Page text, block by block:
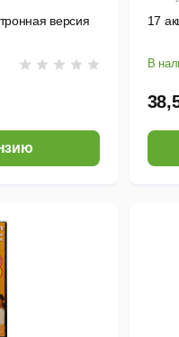
версия
17
В